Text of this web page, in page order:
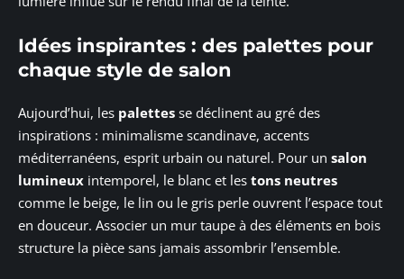
Idées inspirantes : des palettes pour
chaque style de salon
Aujourd’hui, les palettes se déclinent au gré des
inspirations : minimalisme scandinave, accents
méditerranéens, esprit urbain ou naturel. Pour un salon
lumineux intemporel, le blanc et les tons neutres
comme le beige, le lin ou le gris perle ouvrent l’espace tout
en douceur. Associer un mur taupe à des éléments en bois
structure la pièce sans jamais assombrir l’ensemble.